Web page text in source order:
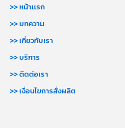
>> หน้าเเรก
>> บทความ
>> เกี่ยวกับเรา
>> บริการ
>> ติดต่อเรา
>> เงื่อนไขการสั่งผลิต